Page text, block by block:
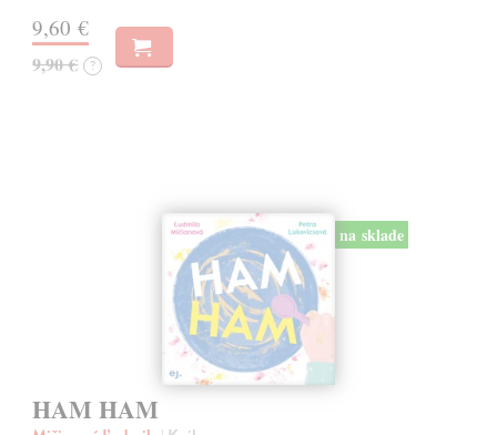
9,60 €
9,90 € ?
na sklade
HAM HAM